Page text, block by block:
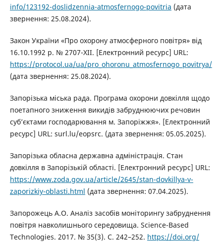
info/123192-doslidzennia-atmosfernogo-povitria (дата
звернення: 25.08.2024).
Закон України «Про охорону атмосферного повітря» від
16.10.1992 р. № 2707-XII. [Електронний ресурс] URL:
https://protocol.ua/ua/pro_ohoronu_atmosfernogo_povitrya/
(дата звернення: 25.08.2024).
Запорізька міська рада. Програма охорони довкілля щодо
поетапного зниження викидів забруднюючих речовин
суб’єктами господарювання м. Запоріжжя». [Електронний
ресурс] URL: surl.lu/eopsrc. (дата звернення: 05.05.2025).
Запорізька обласна державна адміністрація. Стан
довкілля в Запорізькій області. [Електронний ресурс] URL:
https://www.zoda.gov.ua/article/2645/stan-dovkillya-v-
zaporizkiy-oblasti.html (дата звернення: 07.04.2025).
Запорожець А.О. Аналіз засобів моніторингу забруднення
повітря навколишнього середовища. Science-Based
Technologies. 2017. № 35(3). С. 242–252. https://doi.org/